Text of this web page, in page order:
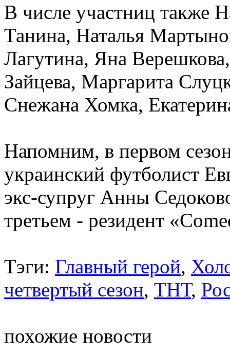
В числе участниц также
Танина, Наталья
Лагутина, Яна
Зайцева, Маргарита
Снежана Хомка,
Напомним, в первом
украинский футболист
экс-супруг Анны
третьем - резидент
Тэги: Главный герой,
четвертый сезон, ТНТ,
похожие новости